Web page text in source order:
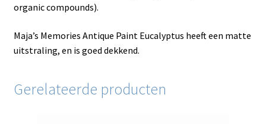
organic compounds).
Maja’s Memories Antique Paint Eucalyptus heeft een matte
uitstraling, en is goed dekkend.
Gerelateerde producten